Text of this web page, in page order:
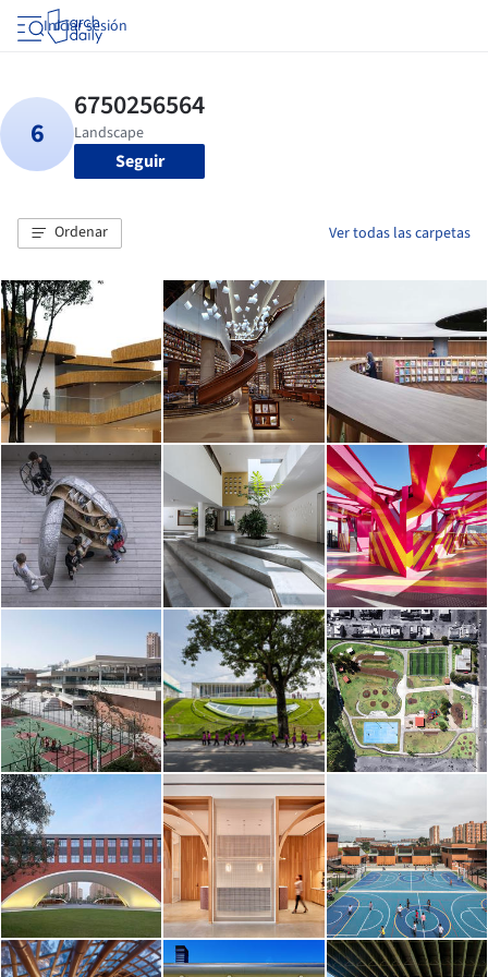
Iniciar sesión
Seguir
Ordenar Ver todas las carpetas